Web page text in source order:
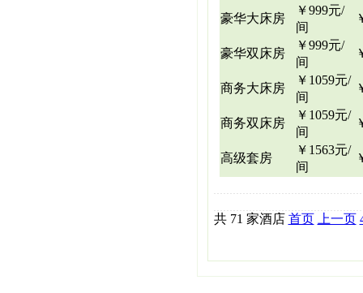
豪华大床房
￥999元/
间
豪华双床房
￥999元/
间
商务大床房
￥1059元/
间
商务双床房
￥1059元/
间
高级套房
￥1563元/
间
共 71 家酒店 首页 上一页